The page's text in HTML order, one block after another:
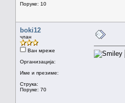
Поруке: 10
boki12
члан
Ван мреже
Организација:
Име и презиме:
Струка:
Поруке: 70